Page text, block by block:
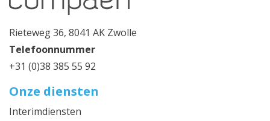
Rieteweg 36, 8041 AK Zwolle
Telefoonnummer
+31 (0)38 385 55 92
Onze diensten
Interimdiensten